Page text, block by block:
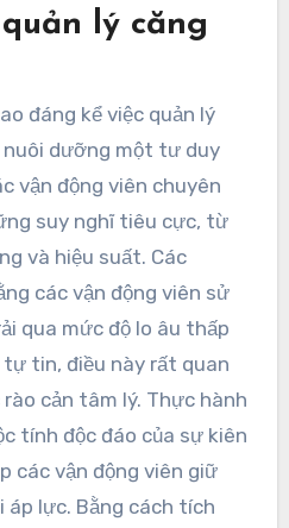
lý căng
đáng kể việc quản lý
dưỡng một tư duy
vận động viên chuyên
suy nghĩ tiêu cực, từ
và hiệu suất. Các
các vận động viên sử
qua mức độ lo âu thấp
tin, điều này rất quan
cản tâm lý. Thực hành
tính độc đáo của sự kiên
các vận động viên giữ
lực. Bằng cách tích